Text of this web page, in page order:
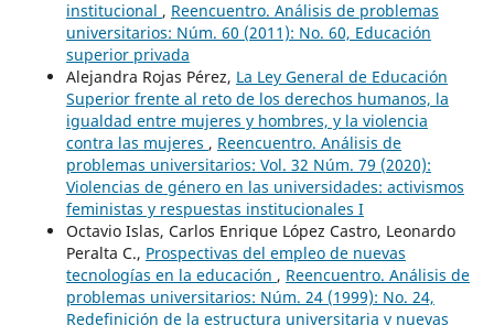
institucional , Reencuentro. Análisis de problemas
universitarios: Núm. 60 (2011): No. 60, Educación
superior privada
Alejandra Rojas Pérez, La Ley General de Educación
Superior frente al reto de los derechos humanos, la
igualdad entre mujeres y hombres, y la violencia
contra las mujeres , Reencuentro. Análisis de
problemas universitarios: Vol. 32 Núm. 79 (2020):
Violencias de género en las universidades: activismos
feministas y respuestas institucionales I
Octavio Islas, Carlos Enrique López Castro, Leonardo
Peralta C., Prospectivas del empleo de nuevas
tecnologías en la educación , Reencuentro. Análisis de
problemas universitarios: Núm. 24 (1999): No. 24,
Redefinición de la estructura universitaria y nuevas